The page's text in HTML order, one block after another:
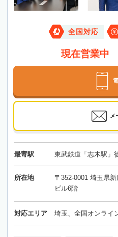
全国対応
現在営業中
メ
最寄駅 東武鉄道「志木駅」
所在地
〒352-0001 埼玉県
ビル6階
対応エリア 埼玉、全国オンライ